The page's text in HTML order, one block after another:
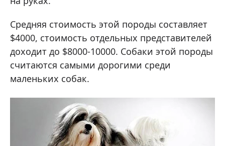
Средняя стоимость этой породы составляет
$4000, стоимость отдельных представителей
доходит до $8000-10000. Собаки этой породы
считаются самыми дорогими среди
маленьких собак.